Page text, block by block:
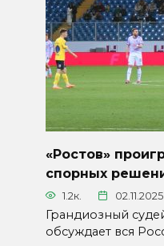
«Ростов»
спорных
1.2к. 02.11.2025
Грандиозный
обсуждает вся